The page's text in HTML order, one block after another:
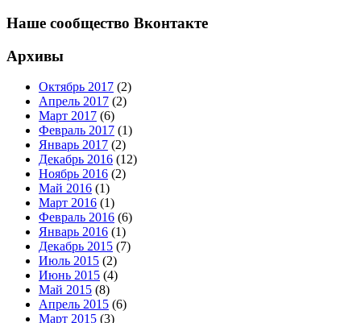
Наше сообщество Вконтакте
Архивы
Октябрь 2017 (2)
Апрель 2017 (2)
Март 2017 (6)
Февраль 2017 (1)
Январь 2017 (2)
Декабрь 2016 (12)
Ноябрь 2016 (2)
Май 2016 (1)
Март 2016 (1)
Февраль 2016 (6)
Январь 2016 (1)
Декабрь 2015 (7)
Июль 2015 (2)
Июнь 2015 (4)
Май 2015 (8)
Апрель 2015 (6)
Март 2015 (3)